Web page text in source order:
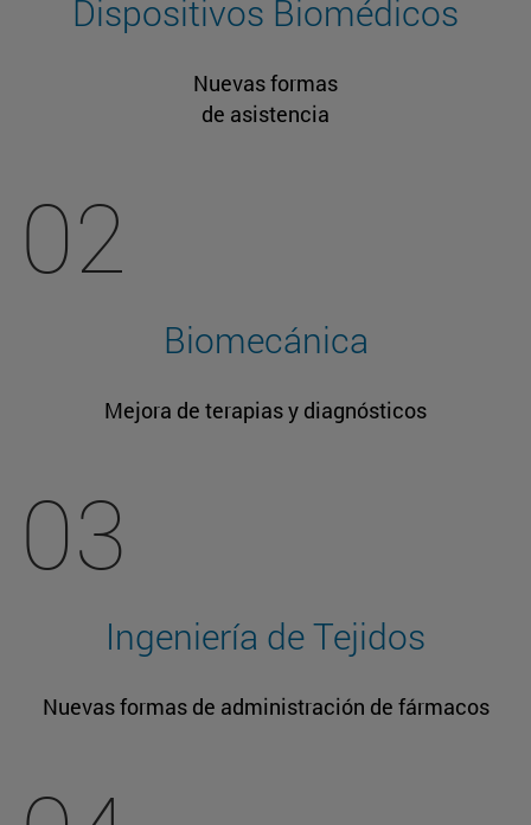
Dispositivos Biomédicos
Nuevas formas
de asistencia
02
Biomecánica
Mejora de terapias y diagnósticos
03
Ingeniería de Tejidos
Nuevas formas de administración de fármacos